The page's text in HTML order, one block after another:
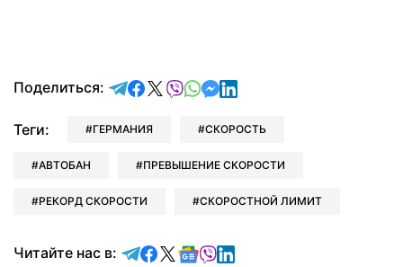
Поделиться: отправить в Telegram
поделиться в Facebook
поделиться в X
отправить в Viber
отправить в Whatsapp
отправить в Messenger
отправить в LinkedIn
Теги: ГЕРМАНИЯ СКОРОСТЬ
АВТОБАН ПРЕВЫШЕНИЕ СКОРОСТИ
РЕКОРД СКОРОСТИ СКОРОСТНОЙ ЛИМИТ
Читайте нас в: Читайте в Telegram
Читайте в Facebook
Читайте в X
Читайте в Google news
Читайте в Viber
Читайте в LinkedIn